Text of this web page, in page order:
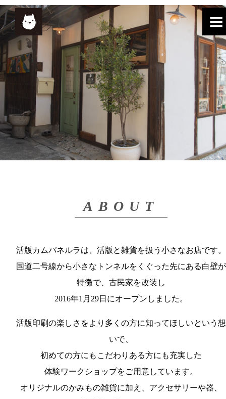
ABOUT
活版カムパネルラは、活版と雑貨を扱う小さなお店です。
国道二号線から小さなトンネルをくぐった先にある白壁が
特徴で、古民家を改装し
2016年1月29日にオープンしました。
活版印刷の楽しさをより多くの方に知ってほしいという想
いで、
初めての方にもこだわりある方にも充実した
体験ワークショップをご用意しています。
オリジナルのかみもの雑貨に加え、アクセサリーや器、